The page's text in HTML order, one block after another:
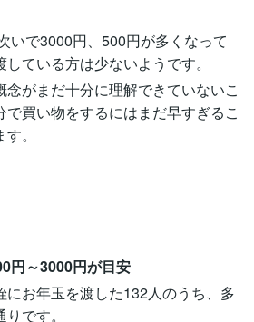
いで3000円、500円が多くなって
ている方は少ないようです。
がまだ十分に理解できていないこ
で買い物をするにはまだ早すぎるこ
。
円～3000円が目安
にお年玉を渡した132人のうち、多
です。